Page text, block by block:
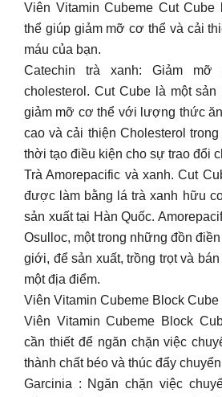
Viên Vitamin Cubeme Cut Cube
thể giúp giảm mỡ cơ thể và cải
máu của bạn.
Catechin trà xanh: Giảm
cholesterol. Cut Cube là một
giảm mỡ cơ thể với lượng thức
cao và cải thiện Cholesterol
thời tạo điều kiện cho sự trao đổi
Trà Amorepacific và xanh. Cut
được làm bằng lá trà xanh hữu
sản xuất tại Hàn Quốc.
Osulloc, một trong những đồn
giới, để sản xuất, trồng trọt và
một địa điểm.
Viên Vitamin Cubeme Block Cube
Viên Vitamin Cubeme Block
cần thiết để ngăn chặn việc
thành chất béo và thúc đẩy
Garcinia : Ngăn chặn việc